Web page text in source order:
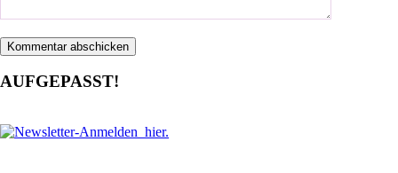
AUFGEPASST!